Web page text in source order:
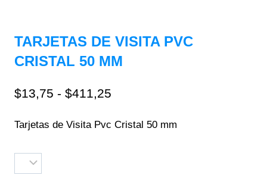
TARJETAS DE VISITA PVC
CRISTAL 50 MM
$13,75 - $411,25
Tarjetas de Visita Pvc Cristal 50 mm